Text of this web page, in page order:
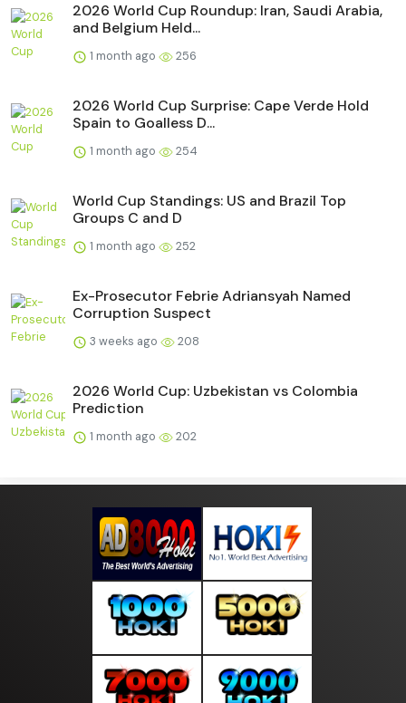
2026 World Cup Roundup: Iran, Saudi Arabia,
and Belgium Held...
1 month ago 256
2026 World Cup Surprise: Cape Verde Hold
Spain to Goalless D...
1 month ago 254
World Cup Standings: US and Brazil Top
Groups C and D
1 month ago 252
Ex-Prosecutor Febrie Adriansyah Named
Corruption Suspect
3 weeks ago 208
2026 World Cup: Uzbekistan vs Colombia
Prediction
1 month ago 202